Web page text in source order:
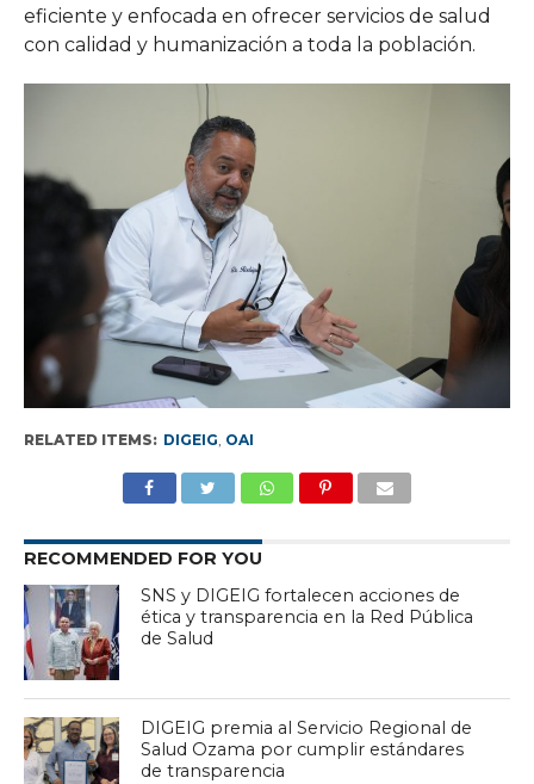
eficiente y enfocada en ofrecer servicios de salud
con calidad y humanización a toda la población.
RELATED ITEMS: DIGEIG, OAI
RECOMMENDED FOR YOU
SNS y DIGEIG fortalecen acciones de
ética y transparencia en la Red Pública
de Salud
DIGEIG premia al Servicio Regional de
Salud Ozama por cumplir estándares
de transparencia